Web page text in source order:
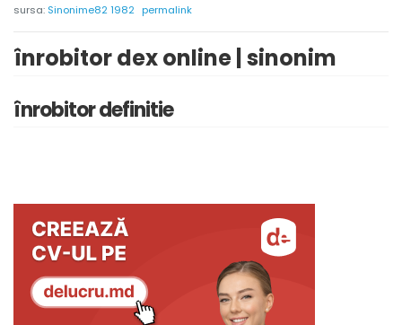
sursa: Sinonime82 1982 permalink
înrobitor dex online | sinonim
înrobitor definitie